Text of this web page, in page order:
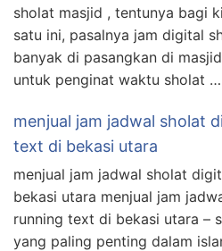
sholat masjid , tentunya bagi
satu ini, pasalnya jam digital
banyak di pasangkan di
untuk penginat waktu sholat …
menjual jam jadwal sholat
text di bekasi utara
menjual jam jadwal sholat
bekasi utara menjual jam
running text di bekasi utara –
yang paling penting dalam